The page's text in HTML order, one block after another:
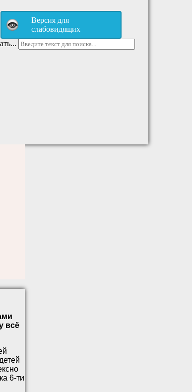
Версия для
слабовидящих
всё
6-ти